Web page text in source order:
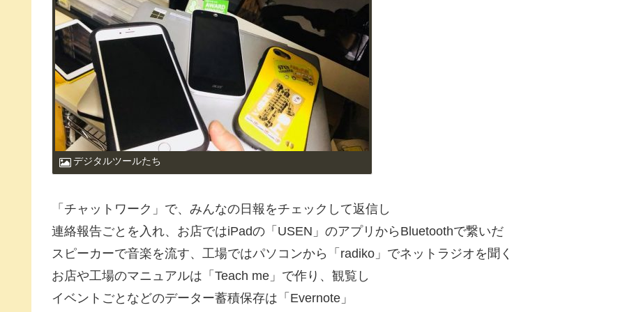
デジタルツールたち
「チャットワーク」で、みんなの日報をチェックして返信し
連絡報告ごとを入れ、お店ではiPadの「USEN」のアプリからBluetoothで繋いだ
スピーカーで音楽を流す、工場ではパソコンから「radiko」でネットラジオを聞く
お店や工場のマニュアルは「Teach me」で作り、観覧し
イベントごとなどのデーター蓄積保存は「Evernote」